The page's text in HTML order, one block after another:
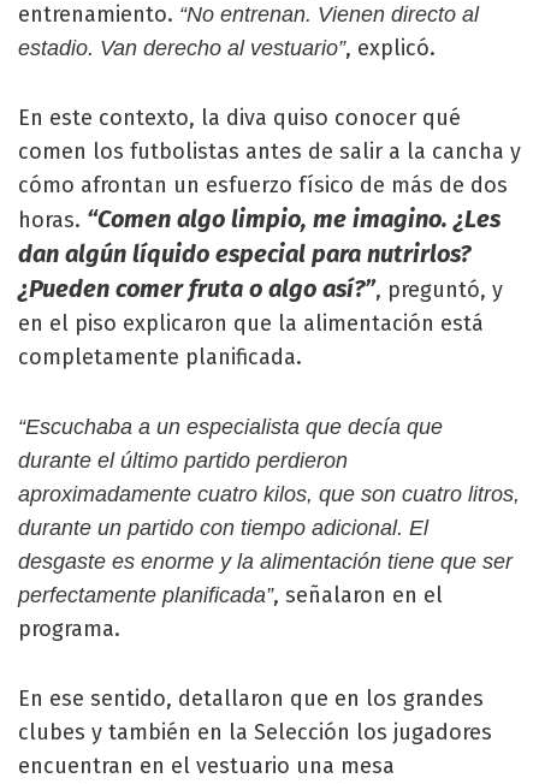
entrenamiento. “No entrenan. Vienen directo al
estadio. Van derecho al vestuario”, explicó.
En este contexto, la diva quiso conocer qué
comen los futbolistas antes de salir a la cancha y
cómo afrontan un esfuerzo físico de más de dos
horas. “Comen algo limpio, me imagino. ¿Les
dan algún líquido especial para nutrirlos?
¿Pueden comer fruta o algo así?”, preguntó, y
en el piso explicaron que la alimentación está
completamente planificada.
“Escuchaba a un especialista que decía que
durante el último partido perdieron
aproximadamente cuatro kilos, que son cuatro litros,
durante un partido con tiempo adicional. El
desgaste es enorme y la alimentación tiene que ser
perfectamente planificada”, señalaron en el
programa.
En ese sentido, detallaron que en los grandes
clubes y también en la Selección los jugadores
encuentran en el vestuario una mesa